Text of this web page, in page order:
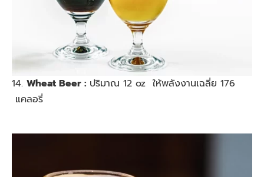
14. Wheat Beer : ปริมาณ 12 oz ให้พลังงานเฉลี่ย 176
แคลอรี่